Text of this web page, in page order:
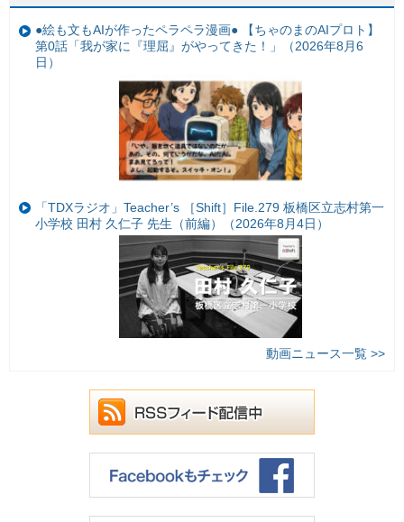
●絵も文もAIが作ったペラペラ漫画● 【ちゃのまのAIプロト】
第0話「我が家に『理屈』がやってきた！」（2026年8月6
日）
「TDXラジオ」Teacher’s ［Shift］File.279 板橋区立志村第一
小学校 田村 久仁子 先生（前編）（2026年8月4日）
動画ニュース一覧 >>